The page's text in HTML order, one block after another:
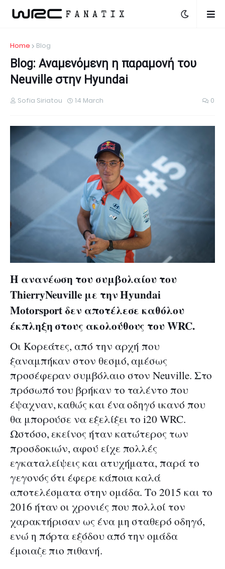
Home Blog
Blog: Αναμενόμενη η παραμονή του
Neuville στην Hyundai
Sofia Siriatou 14 March 0
Η ανανέωση του συμβολαίου του
ThierryNeuville με την Hyundai
Motorsport δεν αποτέλεσε καθόλου
έκπληξη στους ακολούθους του WRC.
Οι Κορεάτες, από την αρχή που
ξαναμπήκαν στον θεσμό, αμέσως
προσέφεραν συμβόλαιο στον Neuville. Στο
πρόσωπό του βρήκαν το ταλέντο που
έψαχναν, καθώς και ένα οδηγό ικανό που
θα μπορούσε να εξελίξει το i20 WRC.
Ωστόσο, εκείνος ήταν κατώτερος των
προσδοκιών, αφού είχε πολλές
εγκαταλείψεις και ατυχήματα, παρά το
γεγονός ότι έφερε κάποια καλά
αποτελέσματα στην ομάδα. Το 2015 και το
2016 ήταν οι χρονιές που πολλοί τον
χαρακτήρισαν ως ένα μη σταθερό οδηγό,
ενώ η πόρτα εξόδου από την ομάδα
έμοιαζε πιο πιθανή.